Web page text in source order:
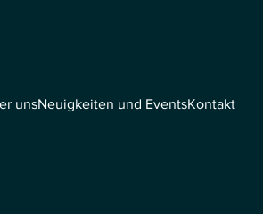
unsNeuigkeiten und EventsKontakt